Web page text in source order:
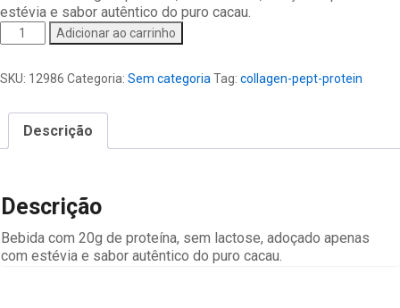
estévia e sabor autêntico do puro cacau.
Collagen
Pept
quantidade
Adicionar ao carrinho
SKU: 12986 Categoria: Sem categoria Tag: collagen-pept-protein
Descrição
Descrição
Bebida com 20g de proteína, sem lactose, adoçado apenas
com estévia e sabor autêntico do puro cacau.